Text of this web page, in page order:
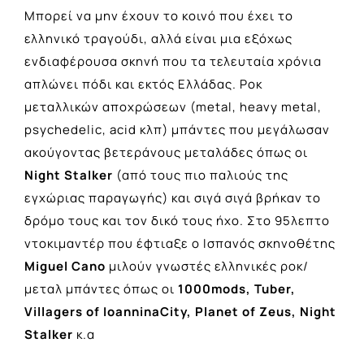
Μπορεί να μην έχουν το κοινό που έχει το
ελληνικό τραγούδι, αλλά είναι μια εξόχως
ενδιαφέρουσα σκηνή που τα τελευταία χρόνια
απλώνει πόδι και εκτός Ελλάδας. Ροκ
μεταλλικών αποχρώσεων (metal, heavy metal,
psychedelic, acid κλπ) μπάντες που μεγάλωσαν
ακούγοντας βετεράνους μεταλάδες όπως οι
Night Stalker (από τους πιο παλιούς της
εγχώριας παραγωγής) και σιγά σιγά βρήκαν το
δρόμο τους και τον δικό τους ήχο. Στο 95λεπτο
ντοκιμαντέρ που έφτιαξε ο Ισπανός σκηνοθέτης
Μiguel Cano μιλούν γνωστές ελληνικές ροκ/
μεταλ μπάντες όπως οι 1000mods, Tuber,
Villagers of IoanninaCity, Planet of Zeus, Night
Stalker κ.α